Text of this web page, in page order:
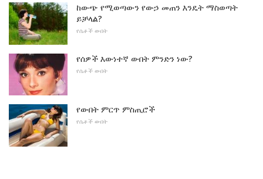
ከውጭ የሚወጣውን የውኃ መጠን እንዴት ማስወጣት
ይቻላል?
የሴቶች ውበት
የሰዎች እውነተኛ ውበት ምንድን ነው?
የሴቶች ውበት
የውበት ምርጥ ምስጢሮች
የሴቶች ውበት